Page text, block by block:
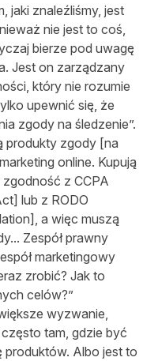
jaki znaleźliśmy, jest
nie jest to coś,
bierze pod uwagę
Jest on zarządzany
który nie rozumie
upewnić się, że
zgody na śledzenie”.
produkty zgody [na
online. Kupują
z CCPA
lub z RODO
a więc muszą
Zespół prawny
marketingowy
zrobić? Jak to
celów?”
wyzwanie,
tam, gdzie być
Albo jest to